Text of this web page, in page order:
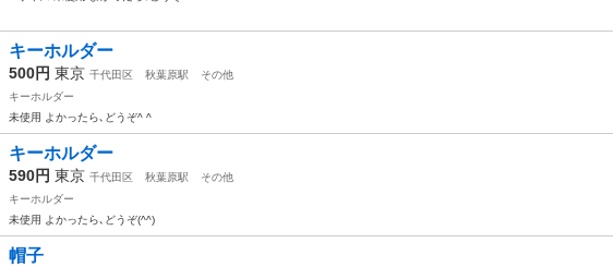
キーホルダー
500円 東京 千代田区 秋葉原駅
その他
キーホルダー
未使用 よかったら､どうぞ^ ^
キーホルダー
590円 東京 千代田区 秋葉原駅
その他
キーホルダー
未使用 よかったら､どうぞ(^^)
帽子